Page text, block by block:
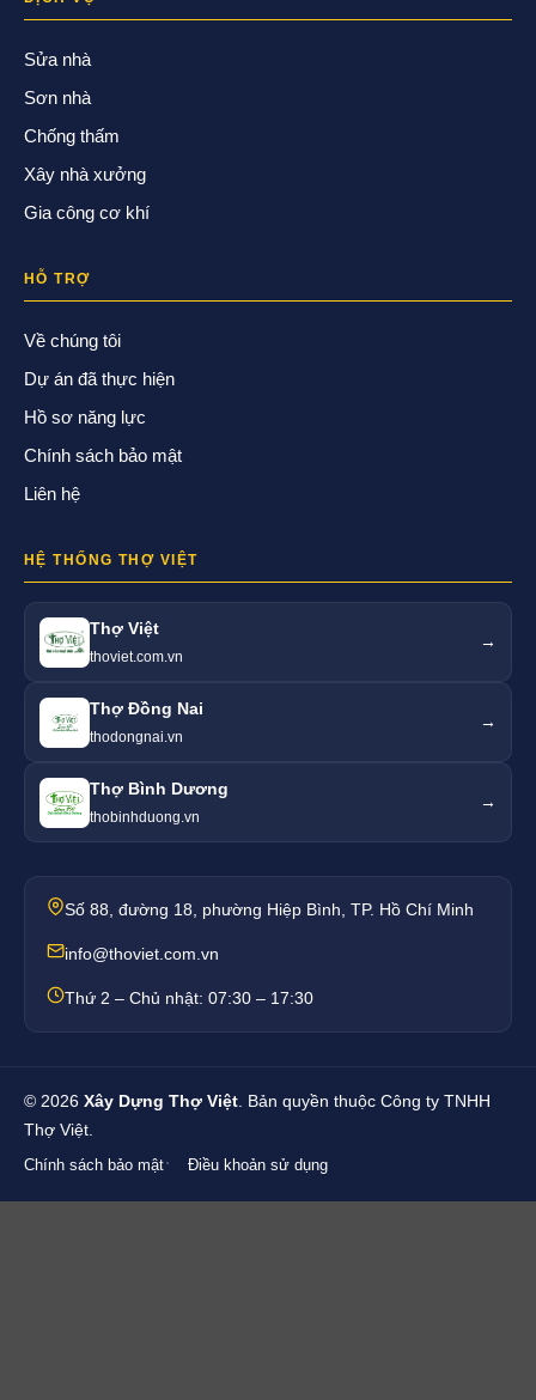
Sửa nhà
Sơn nhà
Chống thấm
Xây nhà xưởng
Gia công cơ khí
HỖ TRỢ
Về chúng tôi
Dự án đã thực hiện
Hồ sơ năng lực
Chính sách bảo mật
Liên hệ
HỆ THỐNG THỢ VIỆT
Thợ Việt
thoviet.com.vn
→
Thợ Đồng Nai
thodongnai.vn
→
Thợ Bình Dương
thobinhduong.vn
→
Số 88, đường 18, phường Hiệp Bình, TP. Hồ Chí Minh
info@thoviet.com.vn
Thứ 2 – Chủ nhật: 07:30 – 17:30
© 2026 Xây Dựng Thợ Việt. Bản quyền thuộc Công ty TNHH
Thợ Việt.
Chính sách bảo mật Điều khoản sử dụng